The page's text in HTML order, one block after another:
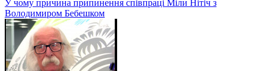
У чому причина припинення співпраці Міли Нітіч з
Володимиром Бебешком